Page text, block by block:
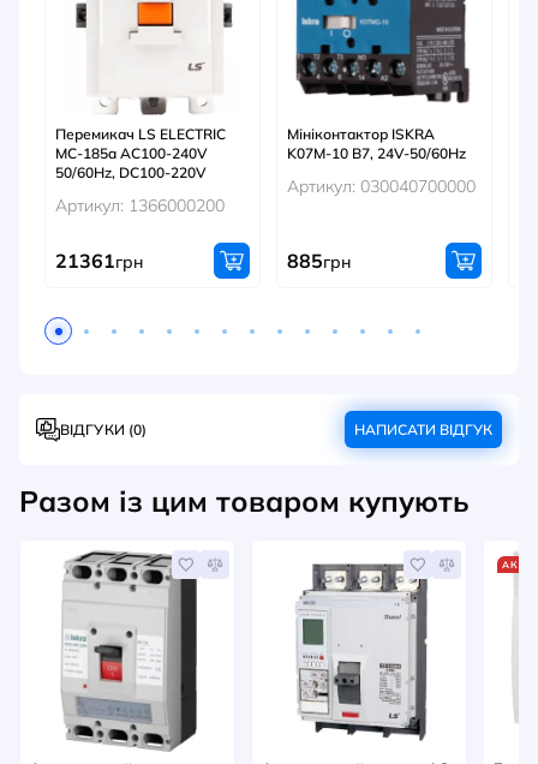
Перемикач LS ELECTRIC
MC-185a AC100-240V
50/60Hz, DC100-220V
Артикул: 1366000200
21361грн
Мініконтактор ISKRA
K07M-10 B7, 24V-50/60Hz
Артикул: 030040700000
885грн
ВІДГУКИ (0) НАПИСАТИ ВІДГУК
Разом із цим товаром купують
АКЦІЯ